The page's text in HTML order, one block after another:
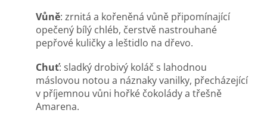
Vůně: zrnitá a kořeněná vůně připomínající
opečený bílý chléb, čerstvě nastrouhané
pepřové kuličky a leštidlo na dřevo.
Chuť: sladký drobivý koláč s lahodnou
máslovou notou a náznaky vanilky, přecházející
v příjemnou vůni hořké čokolády a třešně
Amarena.